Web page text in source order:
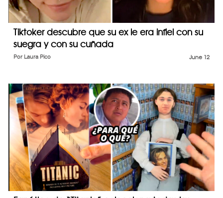
Tiktoker descubre que su ex le era infiel con su
suegra y con su cuñada
June 12
Por Laura Pico